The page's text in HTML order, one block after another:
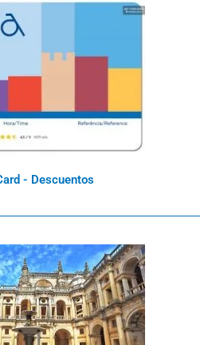
- Descuentos